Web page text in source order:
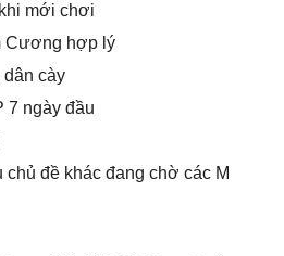
mới chơi
Cương hợp lý
cày
7 ngày đầu
đề khác đang chờ các M